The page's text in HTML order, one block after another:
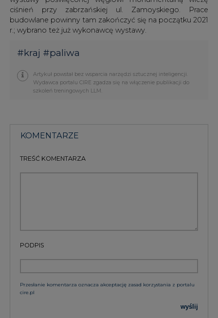
ciśnień przy zabrzańskiej ul. Zamoyskiego. Prace
budowlane powinny tam zakończyć się na początku 2021
r.; wybrano też już wykonawcę wystawy.
#kraj #paliwa
Artykuł powstał bez wsparcia narzędzi sztucznej inteligencji.
Wydawca portalu CIRE zgadza się na włączenie publikacji do
szkoleń treningowych LLM.
KOMENTARZE
TREŚĆ KOMENTARZA
PODPIS
Przesłanie komentarza oznacza akceptację zasad korzystania z portalu
cire.pl
wyślij